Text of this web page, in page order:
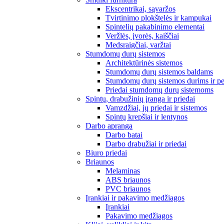
Ekscentrikai, sąvaržos
Tvirtinimo plokštelės ir kampukai
Spintelių pakabinimo elementai
Veržlės, įvorės, kaiščiai
Medsraigčiai, varžtai
Stumdomų durų sistemos
Architektūrinės sistemos
Stumdomų durų sistemos baldams
Stumdomų durų sistemos durims ir
Priedai stumdomų durų sistemoms
Spintų, drabužinių įranga ir priedai
Vamzdžiai, jų priedai ir sistemos
Spintų krepšiai ir lentynos
Darbo apranga
Darbo batai
Darbo drabužiai ir priedai
Biuro priedai
Briaunos
Melaminas
ABS briaunos
PVC briaunos
Įrankiai ir pakavimo medžiagos
Įrankiai
Pakavimo medžiagos